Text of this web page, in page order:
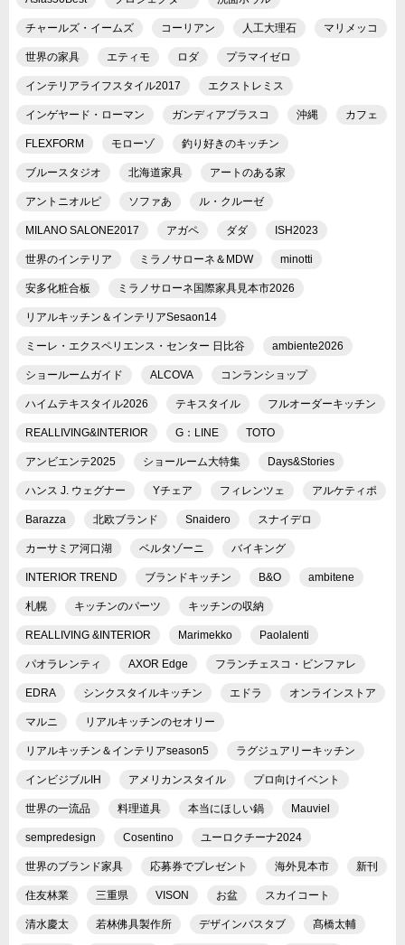
チャールズ・イームズ コーリアン 人工大理石 マリメッコ
世界の家具 エティモ ロダ プラマイゼロ
インテリアライフスタイル2017 エクストレミス
インゲヤード・ローマン ガンディアブラスコ 沖縄 カフェ
FLEXFORM モローゾ 釣り好きのキッチン
ブルースタジオ 北海道家具 アートのある家
アントニオルピ ソファあ ル・クルーゼ
MILANO SALONE2017 アガペ ダダ ISH2023
世界のインテリア ミラノサローネ＆MDW minotti
安多化粧合板 ミラノサローネ国際家具見本市2026
リアルキッチン＆インテリアSesaon14
ミーレ・エクスペリエンス・センター 日比谷 ambiente2026
ショールームガイド ALCOVA コンランショップ
ハイムテキスタイル2026 テキスタイル フルオーダーキッチン
REALLIVING&INTERIOR G：LINE TOTO
アンビエンテ2025 ショールーム大特集 Days&Stories
ハンス J. ウェグナー Yチェア フィレンツェ アルケティポ
Barazza 北欧ブランド Snaidero スナイデロ
カーサミア河口湖 ベルタゾーニ バイキング
INTERIOR TREND ブランドキッチン B&O ambitene
札幌 キッチンのパーツ キッチンの収納
REALLIVING &INTERIOR Marimekko Paolalenti
パオラレンティ AXOR Edge フランチェスコ・ビンファレ
EDRA シンクスタイルキッチン エドラ オンラインストア
マルニ リアルキッチンのセオリー
リアルキッチン＆インテリアseason5 ラグジュアリーキッチン
インビジブルIH アメリカンスタイル プロ向けイベント
世界の一流品 料理道具 本当にほしい鍋 Mauviel
sempredesign Cosentino ユーロクチーナ2024
世界のブランド家具 応募券でプレゼント 海外見本市 新刊
住友林業 三重県 VISON お盆 スカイコート
清水慶太 若林佛具製作所 デザインバスタブ 髙橋太輔